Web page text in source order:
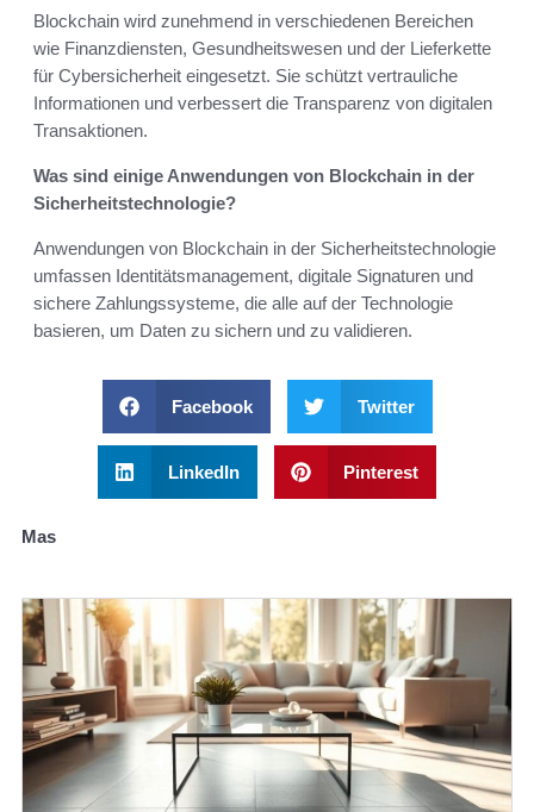
Blockchain wird zunehmend in verschiedenen Bereichen
wie Finanzdiensten, Gesundheitswesen und der Lieferkette
für Cybersicherheit eingesetzt. Sie schützt vertrauliche
Informationen und verbessert die Transparenz von digitalen
Transaktionen.
Was sind einige Anwendungen von Blockchain in der
Sicherheitstechnologie?
Anwendungen von Blockchain in der Sicherheitstechnologie
umfassen Identitätsmanagement, digitale Signaturen und
sichere Zahlungssysteme, die alle auf der Technologie
basieren, um Daten zu sichern und zu validieren.
Facebook Twitter
LinkedIn Pinterest
Mas